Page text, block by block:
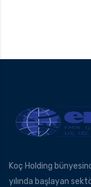
Koç Holding
yılında başlayan